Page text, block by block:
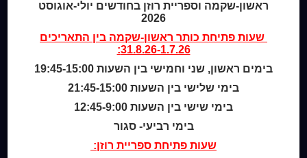
ספרים דיגיטליים
ארכיון ספריית השבוע
מדיניות הפרטיות
מדיניות שימוש בקבצי קוקיז (Cookies Policy)
ראשון-שקמה וספריית רוזן בחודשים יולי-אוגוסט
2026
שעות פתיחת כותר ראשון-שקמה בין התאריכים
31.8.26-1.7.26:
בימים ראשון, שני וחמישי בין השעות 19:45-15:00
בימי שלישי בין השעות 21:45-15:00
בימי שישי בין השעות 12:45-9:00
בימי רביעי- סגור
שעות פתיחת ספריית רוזן: